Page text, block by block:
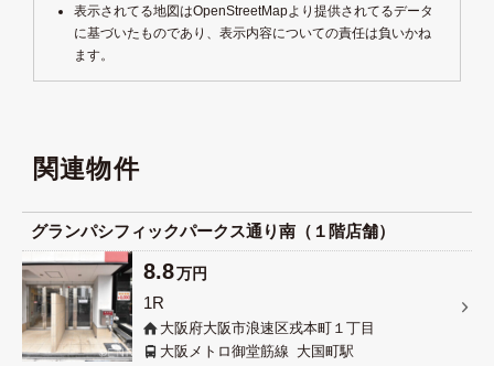
表示されてる地図はOpenStreetMapより提供されてるデータ
に基づいたものであり、表示内容についての責任は負いかね
ます。
関連物件
グランパシフィックパークス通り南（１階店舗）
8.8万円
1R
大阪府大阪市浪速区戎本町１丁目
大阪メトロ御堂筋線 大国町駅